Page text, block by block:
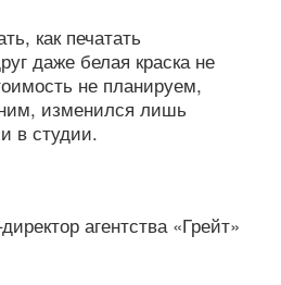
как печатать
даже белая краска не
не планируем,
изменился лишь
в студии.
агентства «Грейт»